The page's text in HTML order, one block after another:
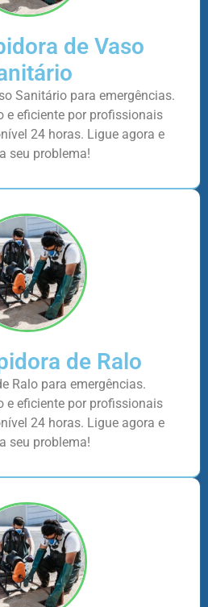
de Vaso
Sanitário para emergências.
e eficiente por profissionais
24 horas. Ligue agora e
seu problema!
de Ralo
Ralo para emergências.
e eficiente por profissionais
24 horas. Ligue agora e
seu problema!